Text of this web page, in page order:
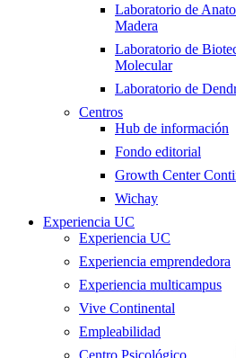
Laboratorio de
Madera
Laboratorio de
Molecular
Laboratorio de
Centros
Hub de información
Fondo editorial
Growth Center
Wichay
Experiencia UC
Experiencia UC
Experiencia emprendedora
Experiencia multicampus
Vive Continental
Empleabilidad
Centro Psicológico